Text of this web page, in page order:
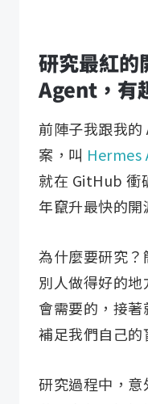
研究最紅
Agent，有
前陣子我跟我
案，叫 Hermes
就在 GitHub 衝
年竄升最快的開
為什麼要研究
別人做得好的
會需要的，接著
補足我們自己的
研究過程中，